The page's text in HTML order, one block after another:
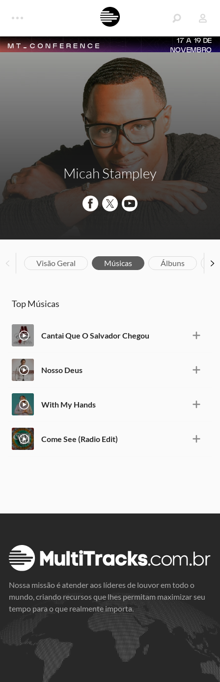
17 A 19 DE
NOVEMBRO
Micah Stampley
Visão Geral Músicas Álbuns
Top Músicas
Cantai Que O Salvador Chegou
Nosso Deus
With My Hands
Come See (Radio Edit)
Nossa missão é atender aos líderes de louvor em todo o
mundo, criando recursos que lhes permitam maximizar seu
tempo para o que realmente importa.